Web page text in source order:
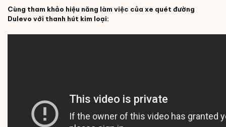
Cùng tham khảo hiệu năng làm việc của xe quét đường
Dulevo với thanh hút kim loại: